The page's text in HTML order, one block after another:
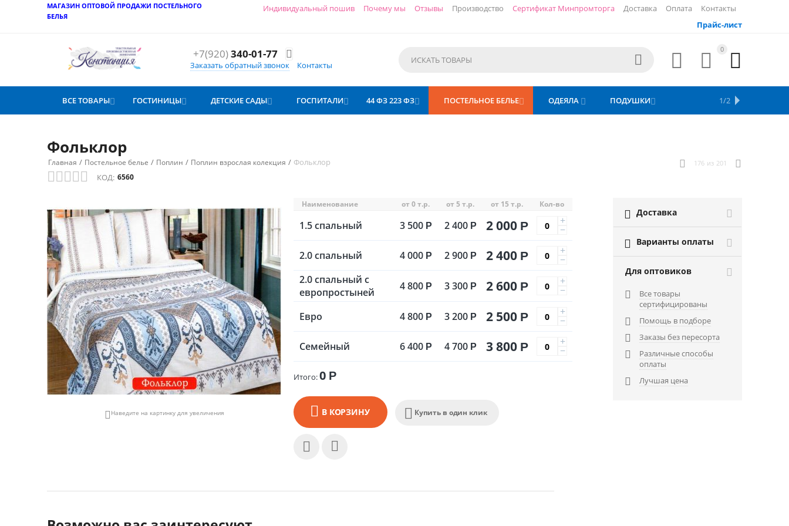
МАГАЗИН ОПТОВОЙ ПРОДАЖИ ПОСТЕЛЬНОГО
БЕЛЬЯ
Индивидуальный пошив Почему мы Отзывы Производство Сертификат Минпромторга Доставка Оплата
Контакты
Прайс-лист
+7(920)340-01-77 
Заказать обратный звонок Контакты
0




ВСЕ ТОВАРЫ ГОСТИНИЦЫ ДЕТСКИЕ САДЫ ГОСПИТАЛИ 44 ФЗ 223 ФЗ ПОСТЕЛЬНОЕ БЕЛЬЕ ОДЕЯЛА  ПОДУШКИ ПОЛОТЕНЦА
1/2
Фольклор
Главная / Постельное белье / Поплин / Поплин взрослая колекция / Фольклор 176 из 201
КОД: 6560
 Наведите на картинку для увеличения
Наименование от 0 т.р. от 5 т.р. от 15 т.р. Кол-во
1.5 спальный 3 500 Р 2 400 Р 2 000 Р +
−
2.0 спальный
4 000 Р 2 900 Р 2 400 Р +
−
2.0 спальный с
европростыней
4 800 Р 3 300 Р 2 600 Р +
−
Евро 4 800 Р 3 200 Р 2 500 Р +
−
Семейный
6 400 Р 4 700 Р 3 800 Р +
−
Итого:0 Р
В КОРЗИНУ Купить в один клик
 Доставка
 Варианты оплаты
Для оптовиков

Все товары
сертифицированы
 Помощь в подборе
 Заказы без пересорта

Различные способы
оплаты
 Лучшая цена